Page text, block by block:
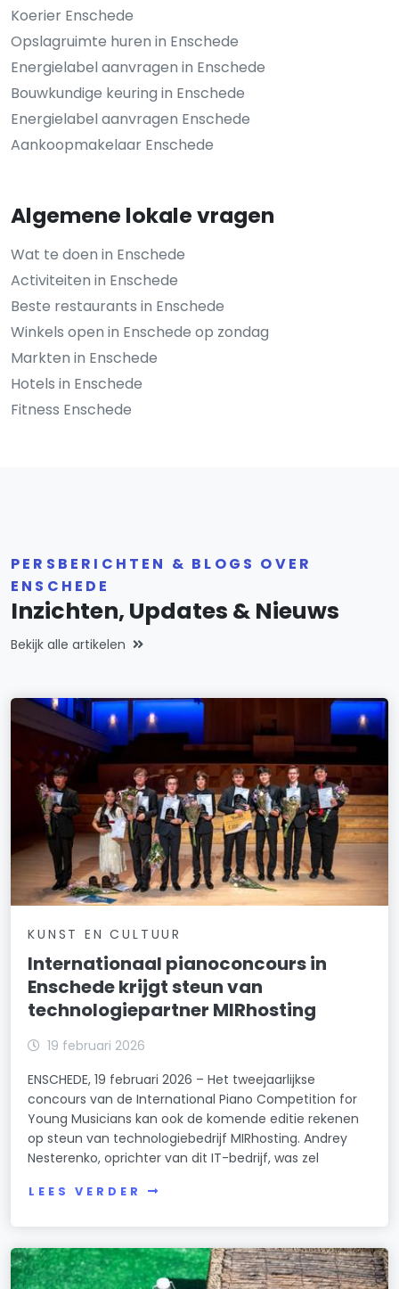
Koerier Enschede
Opslagruimte huren in Enschede
Energielabel aanvragen in Enschede
Bouwkundige keuring in Enschede
Energielabel aanvragen Enschede
Aankoopmakelaar Enschede
Algemene lokale vragen
Wat te doen in Enschede
Activiteiten in Enschede
Beste restaurants in Enschede
Winkels open in Enschede op zondag
Markten in Enschede
Hotels in Enschede
Fitness Enschede
PERSBERICHTEN & BLOGS OVER
ENSCHEDE
Inzichten, Updates & Nieuws
Bekijk alle artikelen
KUNST EN CULTUUR
Internationaal pianoconcours in
Enschede krijgt steun van
technologiepartner MIRhosting
19 februari 2026
ENSCHEDE, 19 februari 2026 – Het tweejaarlijkse
concours van de International Piano Competition for
Young Musicians kan ook de komende editie rekenen
op steun van technologiebedrijf MIRhosting. Andrey
Nesterenko, oprichter van dit IT-bedrijf, was zel
LEES VERDER